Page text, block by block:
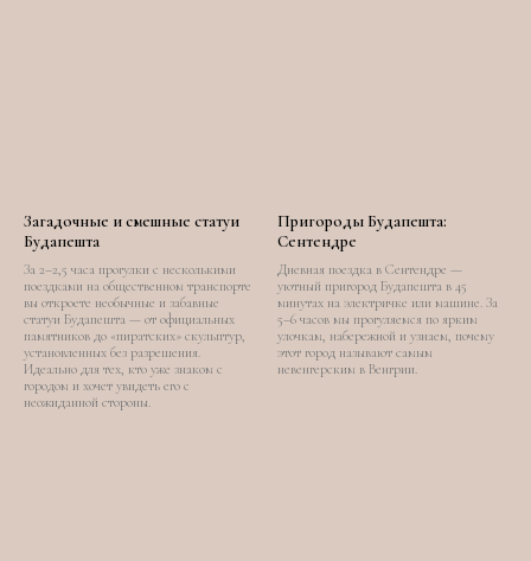
Загадочные и смешные статуи
Будапешта
За 2–2,5 часа прогулки с несколькими
поездками на общественном транспорте
вы откроете необычные и забавные
статуи Будапешта — от официальных
памятников до «пиратских» скульптур,
установленных без разрешения.
Идеально для тех, кто уже знаком с
городом и хочет увидеть его с
неожиданной стороны.
Пригороды Будапешта:
Сентендре
Дневная поездка в Сентендре —
уютный пригород Будапешта в 45
минутах на электричке или машине. За
5–6 часов мы прогуляемся по ярким
улочкам, набережной и узнаем, почему
этот город называют самым
невенгерским в Венгрии.